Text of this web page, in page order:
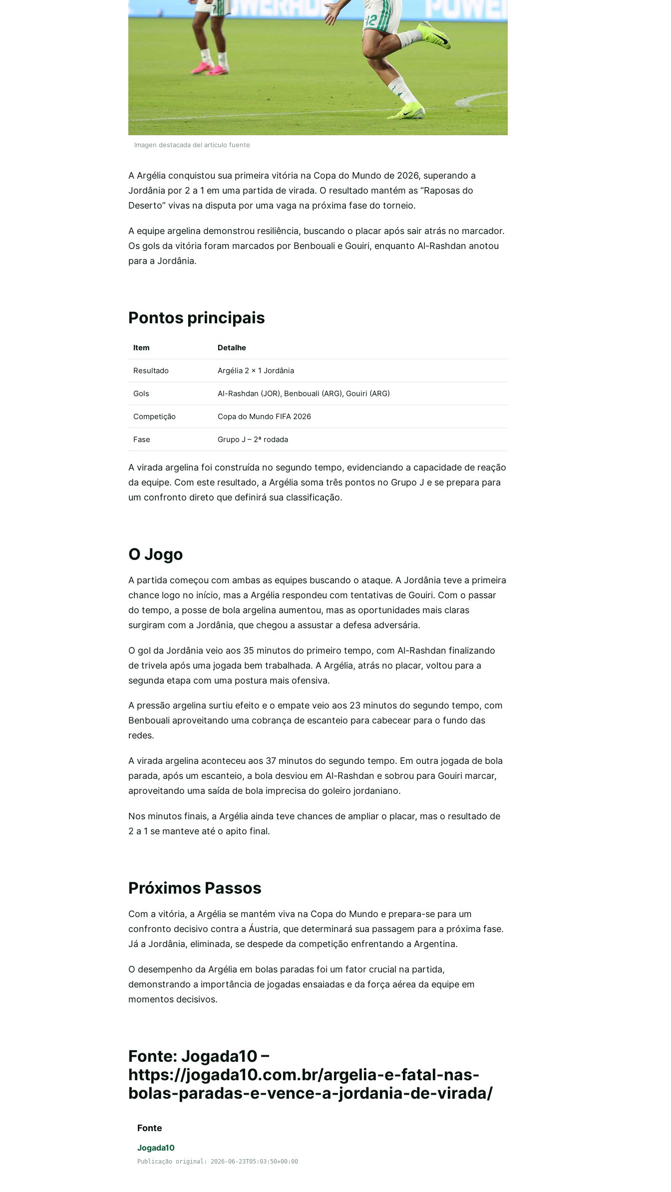
Imagen destacada del articulo fuente
A Argélia conquistou sua primeira vitória na Copa do Mundo de 2026, superando a
Jordânia por 2 a 1 em uma partida de virada. O resultado mantém as “Raposas do
Deserto” vivas na disputa por uma vaga na próxima fase do torneio.
A equipe argelina demonstrou resiliência, buscando o placar após sair atrás no marcador.
Os gols da vitória foram marcados por Benbouali e Gouiri, enquanto Al-Rashdan anotou
para a Jordânia.
Pontos principais
Item Detalhe
Resultado Argélia 2 x 1 Jordânia
Gols Al-Rashdan (JOR), Benbouali (ARG), Gouiri (ARG)
Competição Copa do Mundo FIFA 2026
Fase Grupo J – 2ª rodada
A virada argelina foi construída no segundo tempo, evidenciando a capacidade de reação
da equipe. Com este resultado, a Argélia soma três pontos no Grupo J e se prepara para
um confronto direto que definirá sua classificação.
O Jogo
A partida começou com ambas as equipes buscando o ataque. A Jordânia teve a primeira
chance logo no início, mas a Argélia respondeu com tentativas de Gouiri. Com o passar
do tempo, a posse de bola argelina aumentou, mas as oportunidades mais claras
surgiram com a Jordânia, que chegou a assustar a defesa adversária.
O gol da Jordânia veio aos 35 minutos do primeiro tempo, com Al-Rashdan finalizando
de trivela após uma jogada bem trabalhada. A Argélia, atrás no placar, voltou para a
segunda etapa com uma postura mais ofensiva.
A pressão argelina surtiu efeito e o empate veio aos 23 minutos do segundo tempo, com
Benbouali aproveitando uma cobrança de escanteio para cabecear para o fundo das
redes.
A virada argelina aconteceu aos 37 minutos do segundo tempo. Em outra jogada de bola
parada, após um escanteio, a bola desviou em Al-Rashdan e sobrou para Gouiri marcar,
aproveitando uma saída de bola imprecisa do goleiro jordaniano.
Nos minutos finais, a Argélia ainda teve chances de ampliar o placar, mas o resultado de
2 a 1 se manteve até o apito final.
Próximos Passos
Com a vitória, a Argélia se mantém viva na Copa do Mundo e prepara-se para um
confronto decisivo contra a Áustria, que determinará sua passagem para a próxima fase.
Já a Jordânia, eliminada, se despede da competição enfrentando a Argentina.
O desempenho da Argélia em bolas paradas foi um fator crucial na partida,
demonstrando a importância de jogadas ensaiadas e da força aérea da equipe em
momentos decisivos.
Fonte: Jogada10 –
https://jogada10.com.br/argelia-e-fatal-nas-
bolas-paradas-e-vence-a-jordania-de-virada/
Fonte
Jogada10
Publicação original: 2026-06-23T05:03:50+00:00